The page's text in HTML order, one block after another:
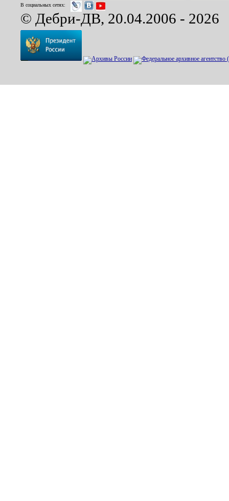
В социальных сетях:
© Дебри-ДВ, 20.04.2006 - 2026